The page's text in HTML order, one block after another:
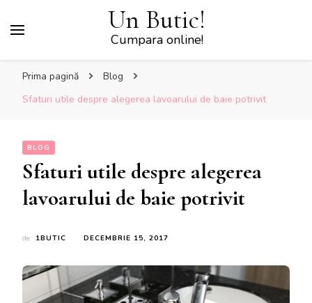
Un Butic!
Cumpara online!
Prima pagină
Blog
Sfaturi utile despre alegerea lavoarului de baie potrivit
BLOG
Sfaturi utile despre alegerea
lavoarului de baie potrivit
de 1BUTIC DECEMBRIE 15, 2017